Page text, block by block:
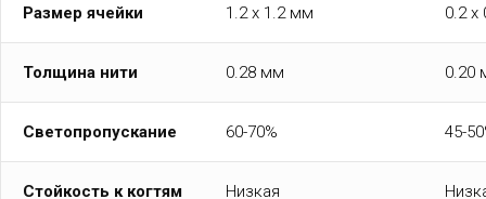
Размер ячейки 1.2 x 1.2 мм 0.2 x
Толщина нити 0.28 мм 0.20
Светопропускание 60-70% 45-
Стойкость к когтям Низкая